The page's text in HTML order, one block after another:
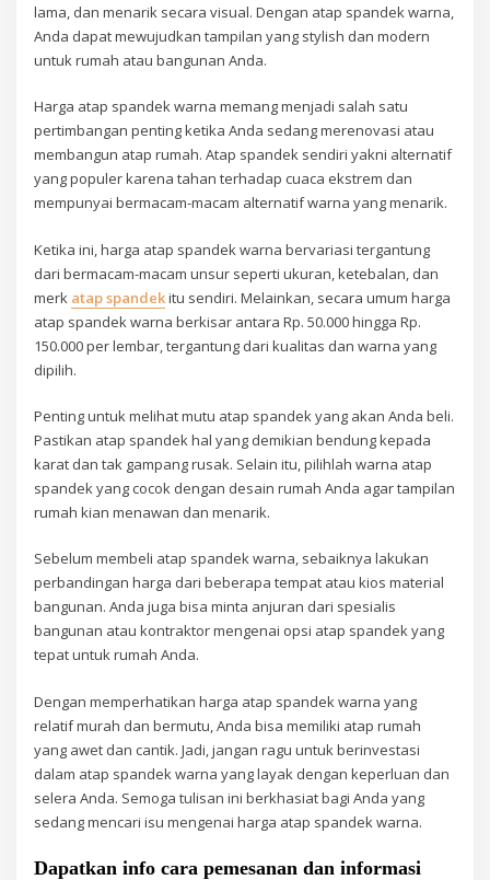
lama, dan menarik secara visual. Dengan atap spandek warna,
Anda dapat mewujudkan tampilan yang stylish dan modern
untuk rumah atau bangunan Anda.
Harga atap spandek warna memang menjadi salah satu
pertimbangan penting ketika Anda sedang merenovasi atau
membangun atap rumah. Atap spandek sendiri yakni alternatif
yang populer karena tahan terhadap cuaca ekstrem dan
mempunyai bermacam-macam alternatif warna yang menarik.
Ketika ini, harga atap spandek warna bervariasi tergantung
dari bermacam-macam unsur seperti ukuran, ketebalan, dan
merk atap spandekitu sendiri. Melainkan, secara umum harga
atap spandek warna berkisar antara Rp. 50.000 hingga Rp.
150.000 per lembar, tergantung dari kualitas dan warna yang
dipilih.
Penting untuk melihat mutu atap spandek yang akan Anda beli.
Pastikan atap spandek hal yang demikian bendung kepada
karat dan tak gampang rusak. Selain itu, pilihlah warna atap
spandek yang cocok dengan desain rumah Anda agar tampilan
rumah kian menawan dan menarik.
Sebelum membeli atap spandek warna, sebaiknya lakukan
perbandingan harga dari beberapa tempat atau kios material
bangunan. Anda juga bisa minta anjuran dari spesialis
bangunan atau kontraktor mengenai opsi atap spandek yang
tepat untuk rumah Anda.
Dengan memperhatikan harga atap spandek warna yang
relatif murah dan bermutu, Anda bisa memiliki atap rumah
yang awet dan cantik. Jadi, jangan ragu untuk berinvestasi
dalam atap spandek warna yang layak dengan keperluan dan
selera Anda. Semoga tulisan ini berkhasiat bagi Anda yang
sedang mencari isu mengenai harga atap spandek warna.
Dapatkan info cara pemesanan dan informasi